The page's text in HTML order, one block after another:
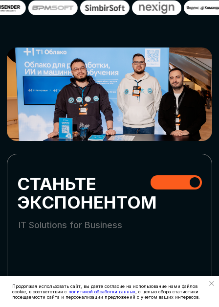
Продолжая использовать сайт, вы даете согласие на использование нами файлов
cookie, в соответствии с политикой обработки данных , с целью сбора статистики
посещаемости сайта и персонализации предложений с учетом ваших интересов.
СТАТЬ ПАРТНЕРОМ
СКАЧАТЬ ПРОГРАММУ
СТАТЬ СПИКЕРОМ
Оставьте заявку, наши менеджеры
СТАТЬ УЧАСТНИКОМ